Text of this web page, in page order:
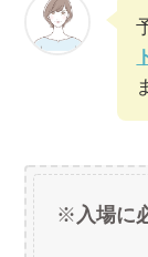
※ 入場に